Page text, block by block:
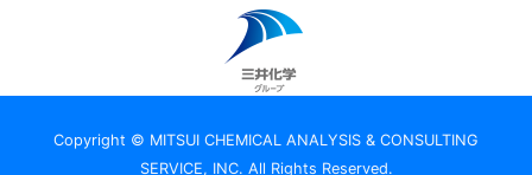
Copyright © MITSUI CHEMICAL ANALYSIS & CONSULTING
SERVICE, INC. All Rights Reserved.